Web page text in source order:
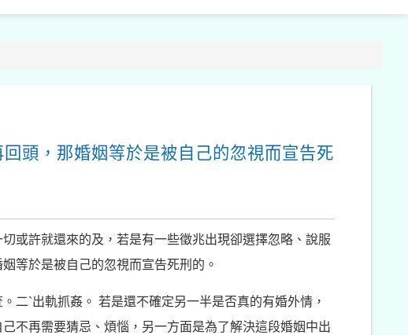
頭，那婚姻等於是被自己的忽視而宣告死
或許就還來的及，若是有一些徵兆出現卻選擇忽略、說服
等於是被自己的忽視而宣告死刑的。
二ˋ出軌抓姦。 若是還不確定另一半是否真的有婚外情，
不再需要猜忌、煩惱，另一方面是為了解決這段婚姻中出